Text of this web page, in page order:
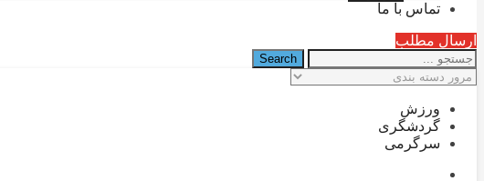
تماس با ما
ارسال مطلب
ورزش
گردشگری
سرگرمی